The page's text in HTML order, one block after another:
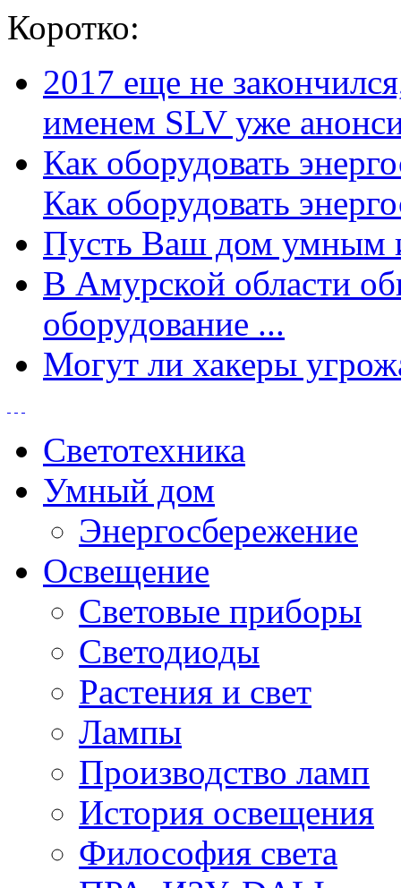
Коротко:
2017 еще не
именем SLV уже
Как оборудовать
Как оборудовать
Пусть Ваш дом умным
В Амурской области
оборудование ...
Могут ли хакеры
Светотехника
Умный дом
Энергосбережение
Освещение
Световые приборы
Светодиоды
Растения и свет
Лампы
Производство ламп
История освещения
Философия света